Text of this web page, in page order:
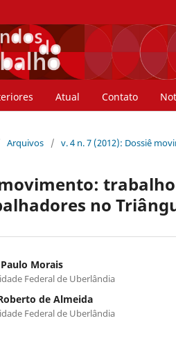
Atual Contato
Arquivos / v. 4 n. 7 (2012): Dossiê
no
Morais
Federal de Uberlândia
de Almeida
Federal de Uberlândia